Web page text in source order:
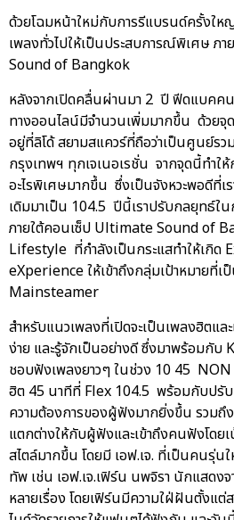
ด้วยโฉมหน้าใหม่กับการรีแบรนด์ครั้งให
เพลงทั่วไปให้เป็นประสบการณ์พิเศษ ภ
Sound of Bangkok
หลังจากเปิดคลื่นผ่านมา 2 ปี ฟีดแบคค
ทางออนไลน์มีจำนวนเพิ่มมากขึ้น ด้วยจุ
อยู่ที่ลิโด้ สยามสแควร์ที่ถือว่าเป็นศูนย์ร
กรุงเทพฯ ทุกเจเนอเรชั่น จากจุดนี้ทำใ
อะไรพิเศษมากขึ้น ซึ่งเป็นจังหวะพอดีที่เ
เดิมมาเป็น 104.5 ปีนี้เราปรับกลยุทธ์ใ
ภายใต้คอนเซ็ป Ultimate Sound of
Lifestyle ที่กำลังเป็นกระแสทำให้เกิด
eXperience ให้เข้าถึงกลุ่มเป้าหมายที่
Mainsteamer
สำหรับแนวเพลงที่เปิดจะเป็นเพลงฮิตแ
ง่าย และรู้จักเป็นอย่างดี ซึ่งมาพร้อมกับ
ชอบฟังเพลงยาวๆ ในช่วง 10 45
ฮิต 45 นาทีที่ Flex 104.5 พร้อมกับปรั
ความต้องการของผู้ฟังมากยิ่งขึ้น รวมถึ
แตกต่างให้กับผู้ฟังและเข้าถึงคนฟังโด
สไตล์มากขึ้น โดยมี เอฟ.เจ. ที่เป็นคนรุ่น
ทัพ เช่น เอฟ.เจ.เฟิร์น นพจิรา นักแสดง
หลายเรื่อง โดยเฟิร์นมีความใฝ่ฝันตั้งแต่